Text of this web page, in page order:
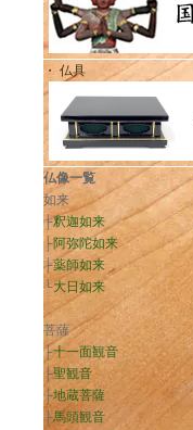
・ 仏具
仏像一覧
如来
├釈迦如来
├阿弥陀如来
├薬師如来
└大日如来
菩薩
├十一面観音
├聖観音
├地蔵菩薩
├馬頭観音